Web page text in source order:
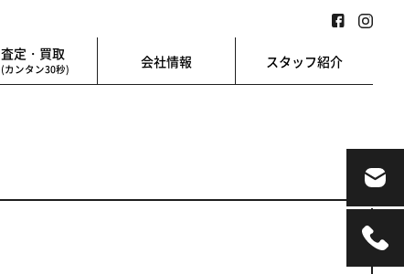
査定・買取
(カンタン30秒) 会社情報 スタッフ紹介